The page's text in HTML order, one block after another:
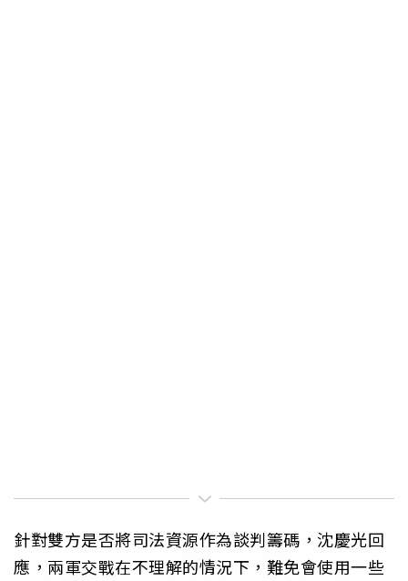
針對雙方是否將司法資源作為談判籌碼，沈慶光回
應，兩軍交戰在不理解的情況下，難免會使用一些